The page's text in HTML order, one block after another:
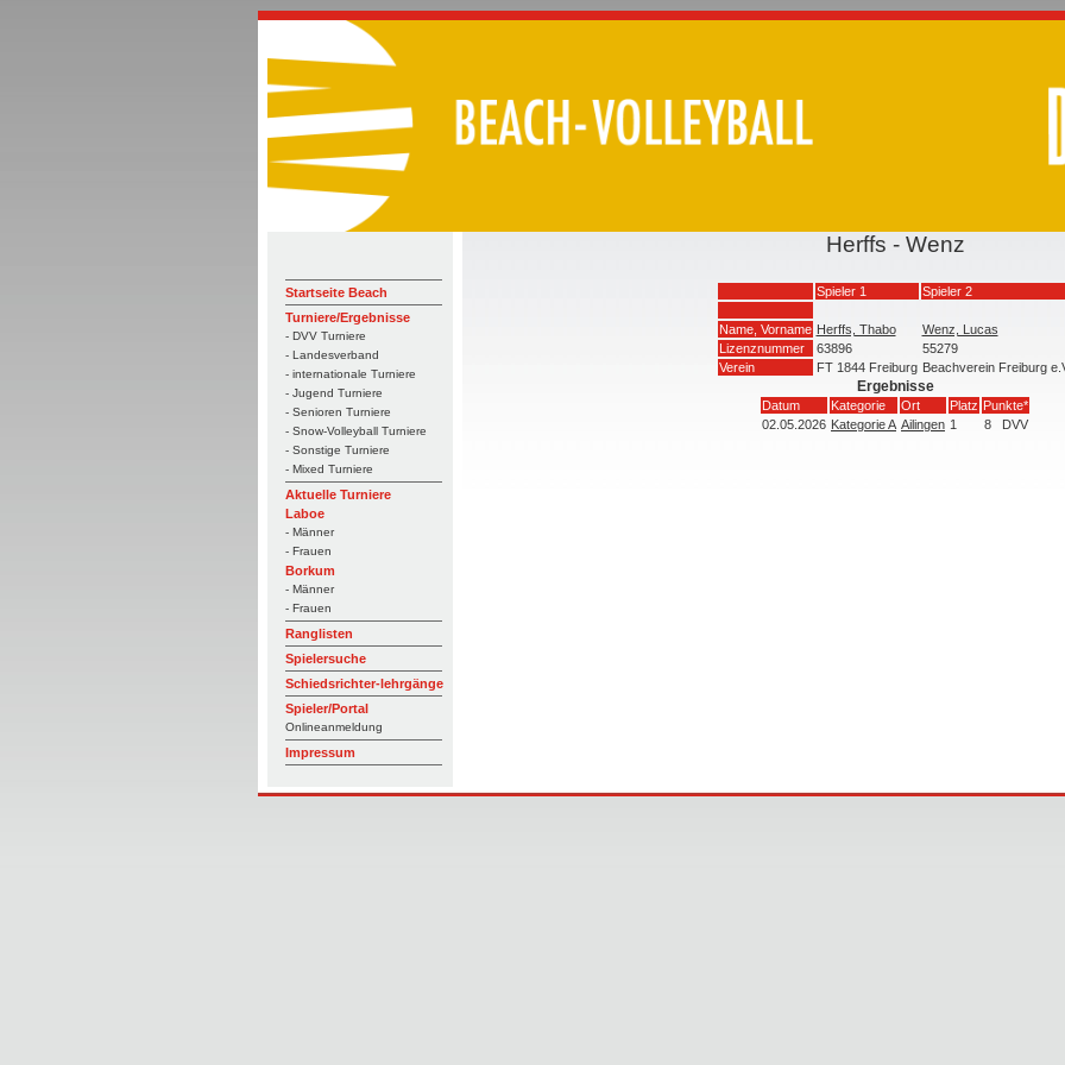
Startseite Beach
Turniere/Ergebnisse
- DVV Turniere
- Landesverband
- internationale Turniere
- Jugend Turniere
- Senioren Turniere
- Snow-Volleyball Turniere
- Sonstige Turniere
- Mixed Turniere
Aktuelle Turniere
Laboe
- Männer
- Frauen
Borkum
- Männer
- Frauen
Ranglisten
Spielersuche
Schiedsrichter-lehrgänge
Spieler/Portal
Onlineanmeldung
Impressum
Herffs - Wenz
Spieler 1 Spieler 2
Name, Vorname Herffs, Thabo
Wenz, Lucas
Lizenznummer
63896
55279
Verein
FT 1844 Freiburg Beachverein Freiburg
Ergebnisse
Datum Kategorie Ort Platz Punkte*
02.05.2026 Kategorie A Ailingen 1 8 DVV